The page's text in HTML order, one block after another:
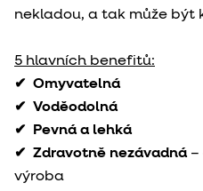
nekladou, a tak může být
5 hlavních benefitů:
✔ Omyvatelná
✔ Voděodolná
✔
Pevná a lehká
✔ Zdravotně nezávadná –
výroba